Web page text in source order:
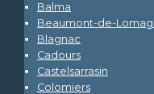
Balma
Beaumont-de-
Blagnac
Cadours
Castelsarrasin
Colomiers